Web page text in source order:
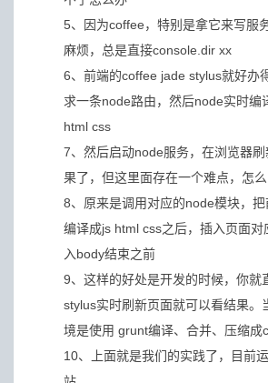
5、因为coffee，特别是拿它来写服
麻烦，总是直接console.dir xx
6、前端的coffee jade stylus就好办
求一条node路由，然后node实时编
html css
7、然后启动node服务，在浏览器
果了，但这里面存在一个难点，怎么
8、原来是调用对应的node模块，
编译成js html css之后，插入页面对
入body结束之前
9、这样的好处是开发的时候，你就
stylus实时刷新页面就可以看结果。
境是使用 grunt编译、合并、压缩成
10、上面就是我们的实践了，目前